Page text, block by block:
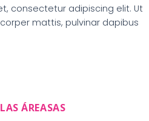
consectetur adipiscing elit. Ut
mattis, pulvinar dapibus
ÁREASAS